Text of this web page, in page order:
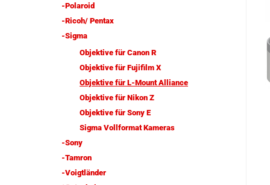
-Polaroid
-Ricoh/ Pentax
-Sigma
Objektive für Canon R
Objektive für Fujifilm X
Objektive für L-Mount Alliance
Objektive für Nikon Z
Objektive für Sony E
Sigma Vollformat Kameras
-Sony
-Tamron
-Voigtländer